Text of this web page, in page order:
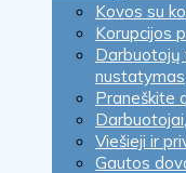
Kovos su
Korupcijos
Darbuotojų
nustatymas
Praneškite
Viešieji ir
Gautos